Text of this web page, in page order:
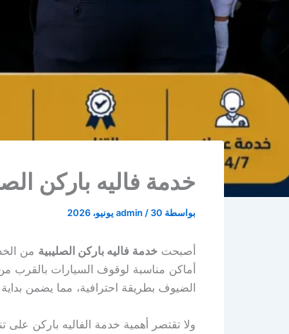
خدمة فاليه باركن
بواسطة admin / 30 يونيو، 2026
أصبحت خدمة فاليه باركن الصليبية من
أماكن مناسبة لوقوف السيارات بالقرب
الضيوف بطريقة احترافية، مما يضمن
ولا تقتصر أهمية خدمة الفاليه باركن